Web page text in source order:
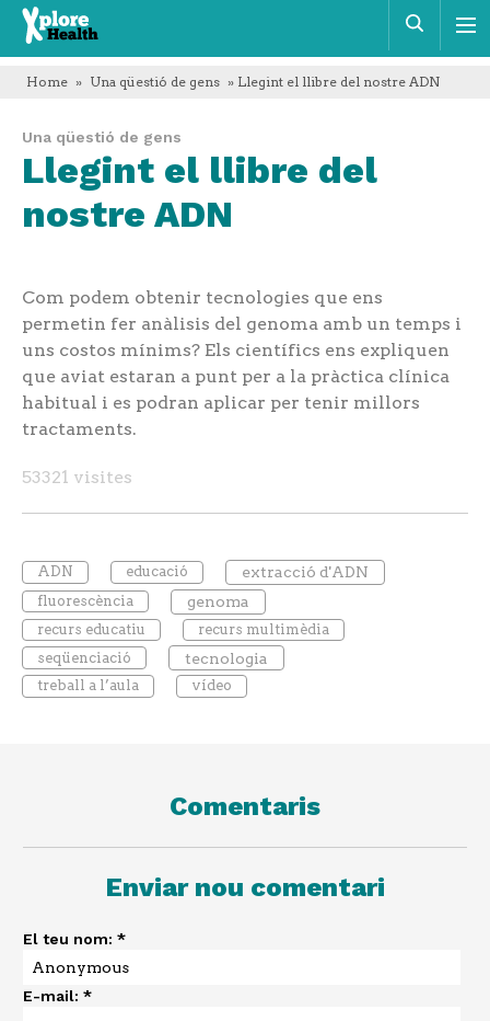
Xplore
Health
Home » Una qüestió de gens » Llegint el llibre del nostre ADN
Una qüestió de gens
Llegint el llibre del
nostre ADN
Com podem obtenir tecnologies que ens
permetin fer anàlisis del genoma amb un temps i
uns costos mínims? Els científics ens expliquen
que aviat estaran a punt per a la pràctica clínica
habitual i es podran aplicar per tenir millors
tractaments.
53321 visites
ADN educació extracció d'ADN
fluorescència genoma
recurs educatiu
recurs multimèdia
seqüenciació
tecnologia
treball a l’aula vídeo
Comentaris
Enviar nou comentari
El teu nom: *
E-mail: *